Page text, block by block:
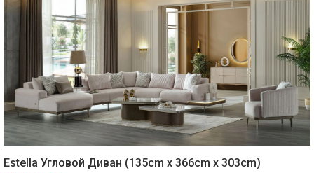
Estella Угловой Диван (135cm x 366cm x 303cm)